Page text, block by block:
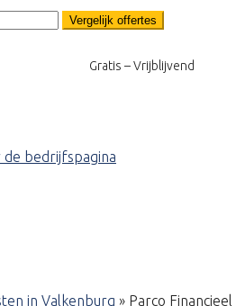
Vergelijk offertes
Gratis – Vrijblijvend
de bedrijfspagina
in Valkenburg » Parco Financieel